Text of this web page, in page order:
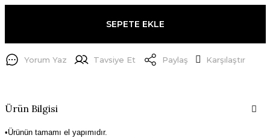
SEPETE EKLE
Yorum Yaz Tavsiye Et Paylaş Karşılaştır
Ürün Bilgisi
•Ürünün tamamı el yapımıdır.